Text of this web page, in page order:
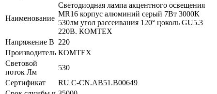
Наименование
Светодиодная лампа акцентного освещения
MR16 корпус алюминий серый 7Вт 3000К
530лм угол рассеивания 120° цоколь GU5.3
220В. КОМТЕХ
Напряжение В 220
Производитель КОМТЕХ
Световой
поток Лм
530
Сертификат
RU C-CN.AB51.B00649